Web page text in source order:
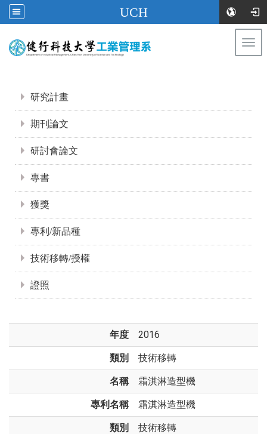
UCH
研究計畫
期刊論文
研討會論文
專書
獲獎
專利/新品種
技術移轉/授權
證照
年度 2016
類別 技術移轉
名稱 霜淇淋造型機
專利名稱 霜淇淋造型機
類別 技術移轉